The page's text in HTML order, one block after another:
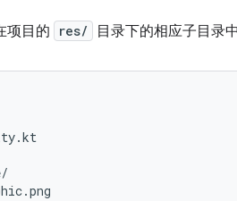
项目的 res/ 目录下的相应子目录